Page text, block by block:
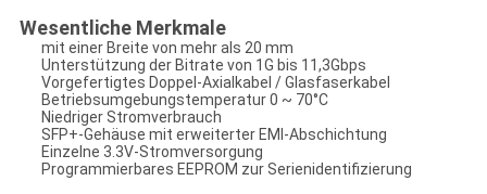
Wesentliche Merkmale
mit einer Breite von mehr als 20 mm
Unterstützung der Bitrate von 1G bis 11,3Gbps
Vorgefertigtes Doppel-Axialkabel / Glasfaserkabel
Betriebsumgebungstemperatur 0 ~ 70°C
Niedriger Stromverbrauch
SFP+-Gehäuse mit erweiterter EMI-Abschichtung
Einzelne 3.3V-Stromversorgung
Programmierbares EEPROM zur Serienidentifizierung